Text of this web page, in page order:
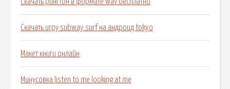
Скачать рингтон в формате wav бесплатно
Скачать игру subway surf на андроид tokyo
Макет книги онлайн
Минусовка listen to me looking at me